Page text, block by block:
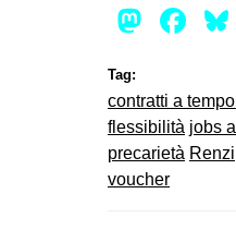
Tag:
contratti a
flessibilità jobs
precarietà Renzi
voucher